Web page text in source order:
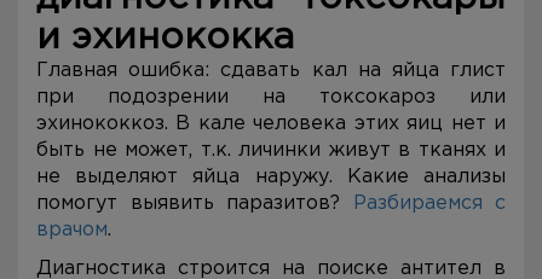
и эхинококка
Главная ошибка: сдавать кал на яйца глист
при подозрении на токсокароз или
эхинококкоз. В кале человека этих яиц нет и
быть не может, т.к. личинки живут в тканях и
не выделяют яйца наружу. Какие анализы
помогут выявить паразитов?
Разбираемся с
врачом.
Диагностика строится на поиске антител в